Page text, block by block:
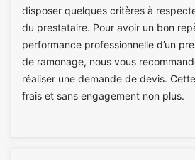
disposer quelques critères à
du prestataire. Pour avoir un bon
performance professionnelle d’un
de ramonage, nous vous
réaliser une demande de devis.
frais et sans engagement non plus.